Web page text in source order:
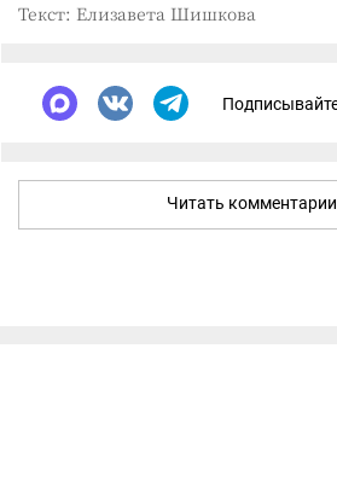
Текст: Елизавета Шишкова
Читать комментарии